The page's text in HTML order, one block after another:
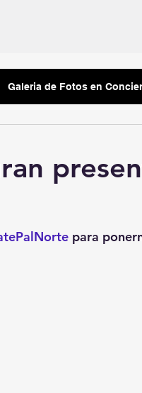
para
Galeria de Fotos en